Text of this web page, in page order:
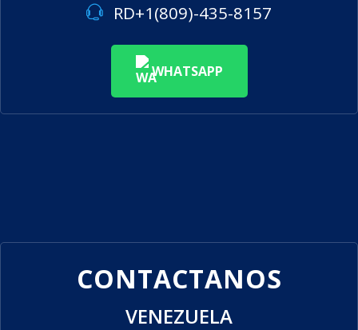
RD+1(809)-435-8157
WHATSAPP
CONTACTANOS
VENEZUELA